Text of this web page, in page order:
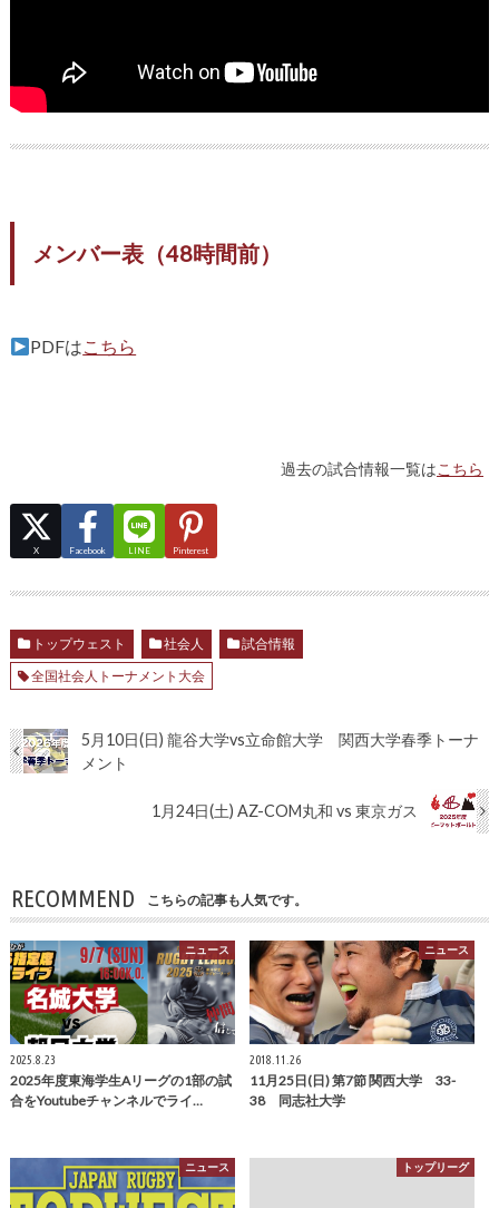
メンバー表（48時間前）
PDFはこちら
過去の試合情報一覧はこちら
X Facebook LINE Pinterest
トップウェスト 社会人
試合情報
全国社会人トーナメント大会
5月10日(日) 龍谷大学vs立命館大学 関西大学春季トーナ
メント
1月24日(土) AZ-COM丸和 vs 東京ガス
RECOMMEND こちらの記事も人気です。
ニュース
2025.8.23
2025年度東海学生Aリーグの1部の試
合をYoutubeチャンネルでライ…
ニュース
2018.11.26
11月25日(日) 第7節 関西大学 33-
38 同志社大学
ニュース トップリーグ